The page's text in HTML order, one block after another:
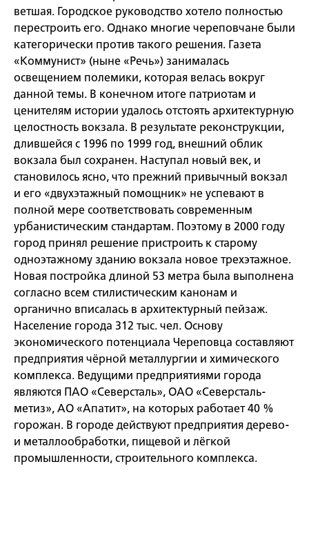
ветшая. Городское руководство хотело полностью
перестроить его. Однако многие череповчане были
категорически против такого решения. Газета
«Коммунист» (ныне «Речь») занималась
освещением полемики, которая велась вокруг
данной темы. В конечном итоге патриотам и
ценителям истории удалось отстоять архитектурную
целостность вокзала. В результате реконструкции,
длившейся с 1996 по 1999 год, внешний облик
вокзала был сохранен. Наступал новый век, и
становилось ясно, что прежний привычный вокзал
и его «двухэтажный помощник» не успевают в
полной мере соответствовать современным
урбанистическим стандартам. Поэтому в 2000 году
город принял решение пристроить к старому
одноэтажному зданию вокзала новое трехэтажное.
Новая постройка длиной 53 метра была выполнена
согласно всем стилистическим канонам и
органично вписалась в архитектурный пейзаж.
Население города 312 тыс. чел. Основу
экономического потенциала Череповца составляют
предприятия чёрной металлургии и химического
комплекса. Ведущими предприятиями города
являются ПАО «Северсталь», ОАО «Северсталь-
метиз», АО «Апатит», на которых работает 40 %
горожан. В городе действуют предприятия дерево-
и металлообработки, пищевой и лёгкой
промышленности, строительного комплекса.